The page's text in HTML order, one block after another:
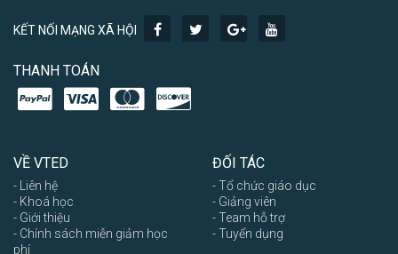
KẾT NỐI MẠNG XÃ HỘI
THANH TOÁN
VỀ VTED
- Liên hệ
- Khoá học
- Giới thiệu
- Chính sách miễn giảm học
phí
ĐỐI TÁC
- Tổ chức giáo dục
- Giảng viên
- Team hỗ trợ
- Tuyển dụng